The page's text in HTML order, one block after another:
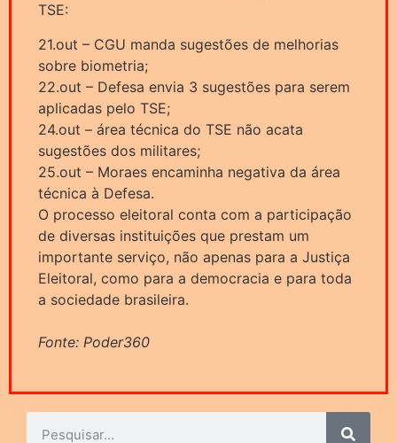
TSE:
21.out – CGU manda sugestões de melhorias
sobre biometria;
22.out – Defesa envia 3 sugestões para serem
aplicadas pelo TSE;
24.out – área técnica do TSE não acata
sugestões dos militares;
25.out – Moraes encaminha negativa da área
técnica à Defesa.
O processo eleitoral conta com a participação
de diversas instituições que prestam um
importante serviço, não apenas para a Justiça
Eleitoral, como para a democracia e para toda
a sociedade brasileira.
Fonte: Poder360